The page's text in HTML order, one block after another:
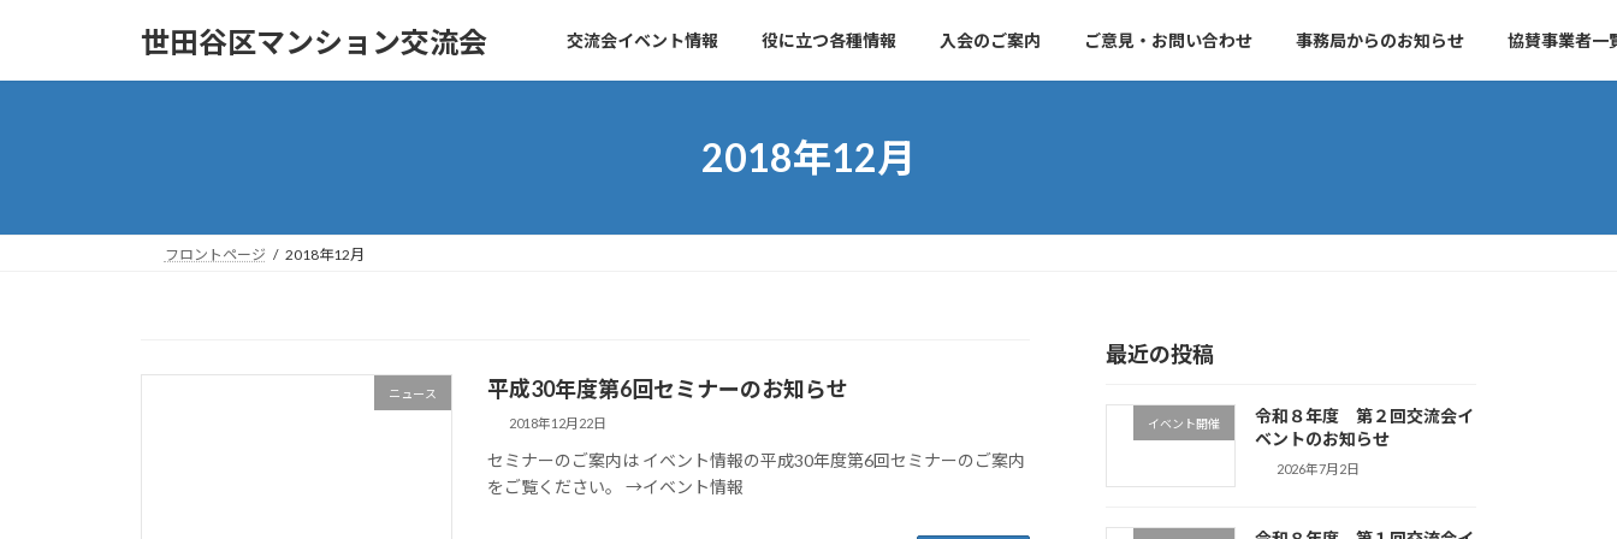
世田谷区マンション交流会 交流会イベント情報 役に立つ各種情報 入会のご案内 ご意見・お問い合わせ 事務局からのお知らせ 協賛事業者一
2018年12月
フロントページ 2018年12月
ニュース 平成30年度第6回セミナーのお知らせ
2018年12月22日
セミナーのご案内は イベント情報の平成30年度第6回セミナーのご案内
をご覧ください。 →イベント情報
最近の投稿
イベント開催
令和８年度 第２回交流会イ
ベントのお知らせ
2026年7月2日